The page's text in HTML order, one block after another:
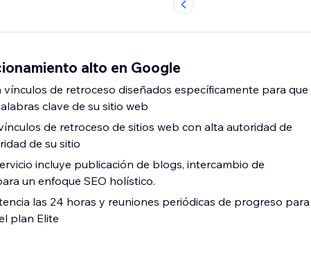
alto en Google
de retroceso diseñados específicamente para que
clave de su sitio web
de retroceso de sitios web con alta autoridad de
de su sitio
incluye publicación de blogs, intercambio de
un enfoque SEO holístico.
las 24 horas y reuniones periódicas de progreso para
plan Elite